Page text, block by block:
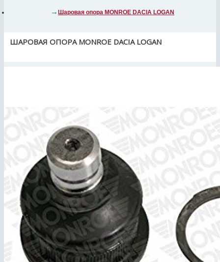
Шаровая опора MONROE DACIA LOGAN
ШАРОВАЯ ОПОРА MONROE DACIA LOGAN